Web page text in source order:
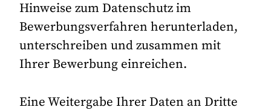
Hinweise zum Datenschutz im
Bewerbungsverfahren herunterladen,
unterschreiben und zusammen mit
Ihrer Bewerbung einreichen.
Eine Weitergabe Ihrer Daten an Dritte